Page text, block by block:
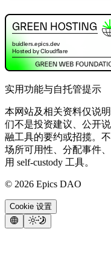
实用功能与自托管提示
本网站及相关资料仅说
们不是投资建议、公开
融工具的要约或招揽。
场所可用性、分配事件
用 self-custody 工具。
© 2026 Epics DAO
Cookie 设置